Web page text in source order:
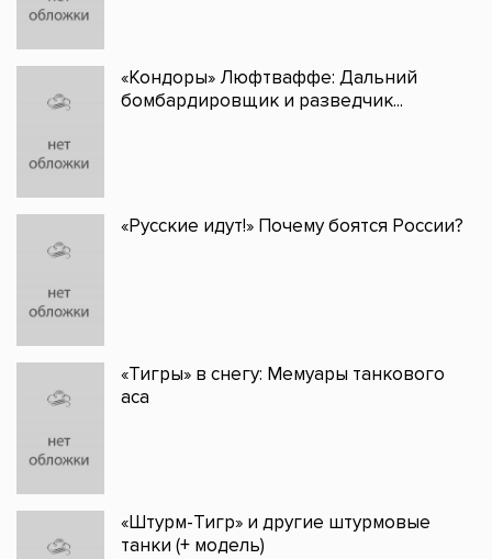
«Кондоры» Люфтваффе: Дальний
бомбардировщик и разведчик...
«Русские идут!» Почему боятся России?
«Тигры» в снегу: Мемуары танкового
аса
«Штурм-Тигр» и другие штурмовые
танки (+ модель)